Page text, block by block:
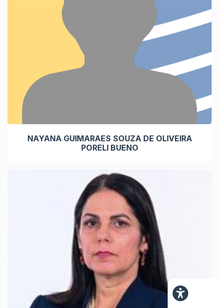
NAYANA GUIMARAES SOUZA DE OLIVEIRA
PORELI BUENO